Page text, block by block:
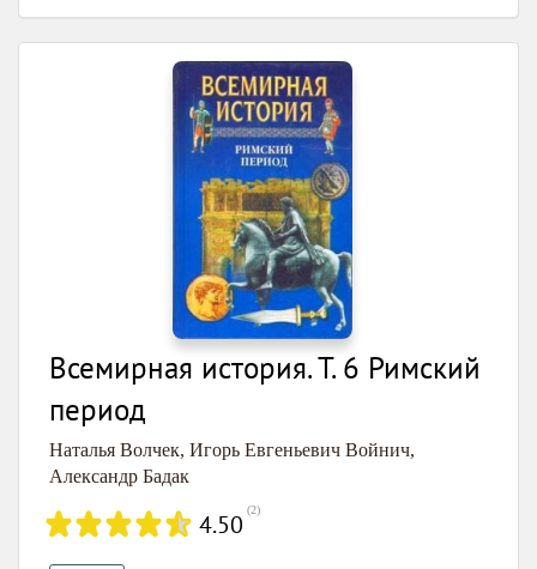
Всемирная история. Т. 6 Римский
период
Наталья Волчек, Игорь Евгеньевич Войнич,
Александр Бадак
4.50 (2)